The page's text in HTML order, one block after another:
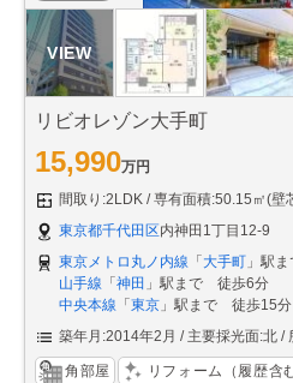
リビオレゾン大手町
15,990万円
間取り:2LDK
専有面積:50.15㎡(壁
東京都千代田区内神田1丁目12-9
東京メトロ丸ノ内線 「 大手町 」駅
山手線 「 神田 」駅まで 徒歩6分
中央本線 「 東京 」駅まで 徒歩15分
築年月:2014年2月
主要採光面:北
角部屋 リフォーム（履歴含